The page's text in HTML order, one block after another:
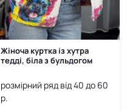
Жіноча куртка із хутра
тедді, біла з бульдогом
розмірний ряд від 40 до 60
р.